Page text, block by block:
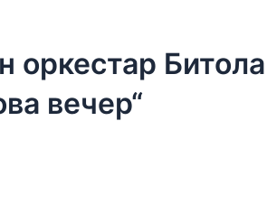
оркестар Битола
вечер“